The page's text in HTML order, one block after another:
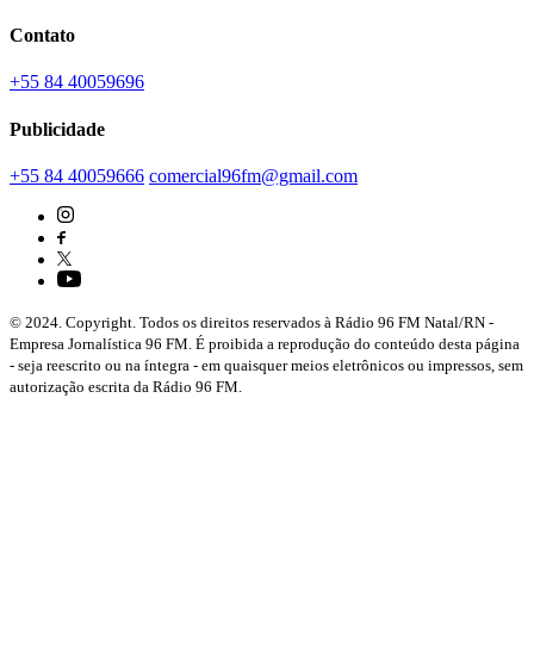
Contato
+55 84 40059696
Publicidade
+55 84 40059666 comercial96fm@gmail.com
© 2024. Copyright. Todos os direitos reservados à Rádio 96 FM Natal/RN -
Empresa Jornalística 96 FM. É proibida a reprodução do conteúdo desta página
- seja reescrito ou na íntegra - em quaisquer meios eletrônicos ou impressos, sem
autorização escrita da Rádio 96 FM.